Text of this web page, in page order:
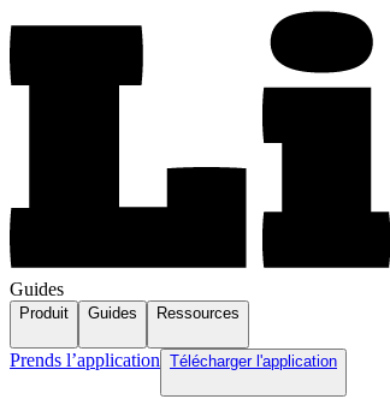
Guides
Produit Guides Ressources
Prends l’application Télécharger l'application